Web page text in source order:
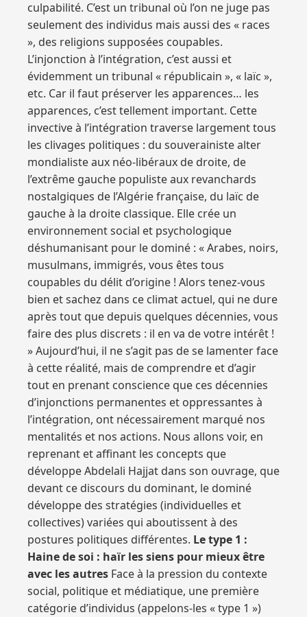
culpabilité. C’est un tribunal où l’on ne juge pas
seulement des individus mais aussi des « races
», des religions supposées coupables.
L’injonction à l’intégration, c’est aussi et
évidemment un tribunal « républicain », « laïc »,
etc. Car il faut préserver les apparences… les
apparences, c’est tellement important. Cette
invective à l’intégration traverse largement tous
les clivages politiques : du souverainiste alter
mondialiste aux néo-libéraux de droite, de
l’extrême gauche populiste aux revanchards
nostalgiques de l’Algérie française, du laïc de
gauche à la droite classique. Elle crée un
environnement social et psychologique
déshumanisant pour le dominé : « Arabes, noirs,
musulmans, immigrés, vous êtes tous
coupables du délit d’origine ! Alors tenez-vous
bien et sachez dans ce climat actuel, qui ne dure
après tout que depuis quelques décennies, vous
faire des plus discrets : il en va de votre intérêt !
» Aujourd’hui, il ne s’agit pas de se lamenter face
à cette réalité, mais de comprendre et d’agir
tout en prenant conscience que ces décennies
d’injonctions permanentes et oppressantes à
l’intégration, ont nécessairement marqué nos
mentalités et nos actions. Nous allons voir, en
reprenant et affinant les concepts que
développe Abdelali Hajjat dans son ouvrage, que
devant ce discours du dominant, le dominé
développe des stratégies (individuelles et
collectives) variées qui aboutissent à des
postures politiques différentes. Le type 1 :
Haine de soi : haïr les siens pour mieux être
avec les autres Face à la pression du contexte
social, politique et médiatique, une première
catégorie d’individus (appelons-les « type 1 »)